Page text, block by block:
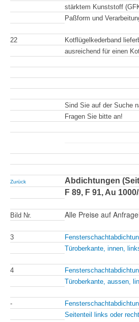
stärktem Kunststoff
Paßform und
22
Kotflügelkederband
ausreichend für einen
Sind Sie auf der Suche
Fragen Sie bitte an!
Zurück
Abdichtungen
F 89, F 91, Au
Bild Nr. Alle Preise auf
3
Türoberkante, innen,
4
Türoberkante, aussen,
-
Seitenteil links oder